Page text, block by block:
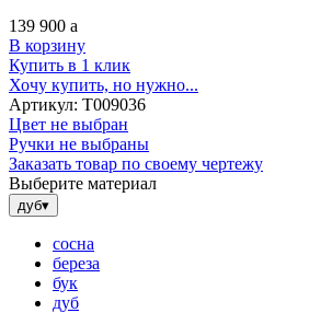
139 900 a
В корзину
Купить в 1 клик
Хочу купить, но нужно...
Артикул: Т009036
Цвет не выбран
Ручки не выбраны
Заказать товар по своему чертежу
Выберите материал
дуб▾
сосна
береза
бук
дуб